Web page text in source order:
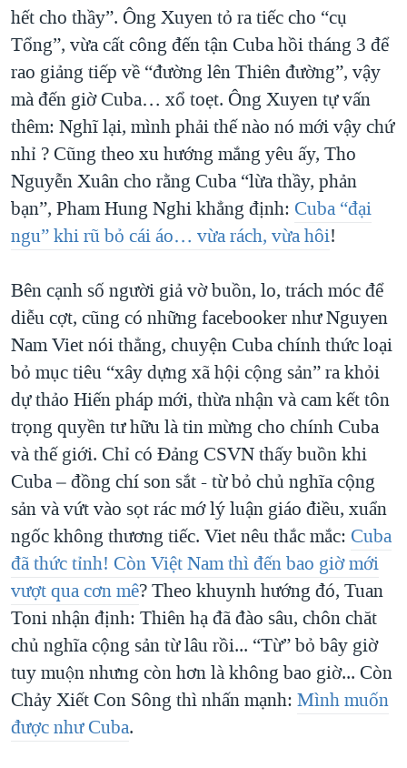
hết cho thầy”. Ông Xuyen tỏ ra tiếc cho “cụ
Tổng”, vừa cất công đến tận Cuba hồi tháng 3 để
rao giảng tiếp về “đường lên Thiên đường”, vậy
mà đến giờ Cuba… xổ toẹt. Ông Xuyen tự vấn
thêm: Nghĩ lại, mình phải thế nào nó mới vậy chứ
nhỉ ? Cũng theo xu hướng mắng yêu ấy, Tho
Nguyễn Xuân cho rằng Cuba “lừa thầy, phản
bạn”, Pham Hung Nghi khẳng định: Cuba “đại
ngu” khi rũ bỏ cái áo… vừa rách, vừa hôi!
Bên cạnh số người giả vờ buồn, lo, trách móc để
diễu cợt, cũng có những facebooker như Nguyen
Nam Viet nói thẳng, chuyện Cuba chính thức loại
bỏ mục tiêu “xây dựng xã hội cộng sản” ra khỏi
dự thảo Hiến pháp mới, thừa nhận và cam kết tôn
trọng quyền tư hữu là tin mừng cho chính Cuba
và thế giới. Chỉ có Đảng CSVN thấy buồn khi
Cuba – đồng chí son sắt - từ bỏ chủ nghĩa cộng
sản và vứt vào sọt rác mớ lý luận giáo điều, xuẩn
ngốc không thương tiếc. Viet nêu thắc mắc: Cuba
đã thức tỉnh! Còn Việt Nam thì đến bao giờ mới
vượt qua cơn mê? Theo khuynh hướng đó, Tuan
Toni nhận định: Thiên hạ đã đào sâu, chôn chăt
chủ nghĩa cộng sản từ lâu rồi... “Từ” bỏ bây giờ
tuy muộn nhưng còn hơn là không bao giờ... Còn
Chảy Xiết Con Sông thì nhấn mạnh: Mình muốn
được như Cuba.